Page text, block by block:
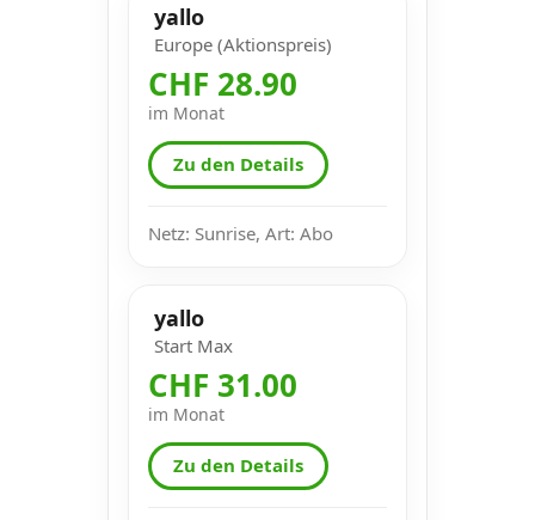
yallo
Europe (Aktionspreis)
CHF 28.90
im Monat
Zu den Details
Netz: Sunrise, Art: Abo
yallo
Start Max
CHF 31.00
im Monat
Zu den Details